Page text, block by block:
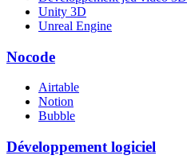
Unity 3D
Unreal Engine
Nocode
Airtable
Notion
Bubble
Développement logiciel